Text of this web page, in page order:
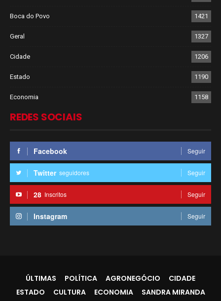
Boca do Povo 1421
Geral 1327
Cidade 1206
Estado 1190
Economia 1158
REDES SOCIAIS
Facebook Seguir
Twitter seguidores Seguir
28 Inscritos Seguir
Instagram Seguir
ÚLTIMAS POLÍTICA AGRONEGÓCIO
CIDADE
ESTADO
CULTURA ECONOMIA SANDRA MIRANDA